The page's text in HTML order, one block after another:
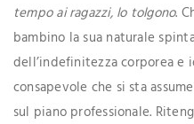
tempo ai ragazzi, lo tolgono.
bambino la sua naturale
dell’indefinitezza corporea e
consapevole che si sta
sul piano professionale.